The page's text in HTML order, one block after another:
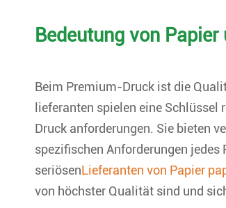
Bedeutung von
Beim Premium-Druck ist die
lieferanten spielen eine
Druck anforderungen. Sie bieten
spezifischen Anforderungen
seriösenLieferanten von Papier
von höchster Qualität sind und